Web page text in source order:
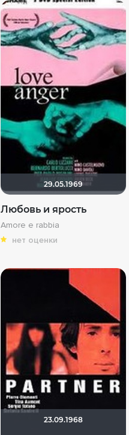
29.05.1969
Любовь и ярость
Amore e rabbia
нет оценки
23.09.1968